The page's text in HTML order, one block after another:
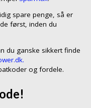
spare penge, så er
først, inden du
du ganske sikkert finde
og fordele.